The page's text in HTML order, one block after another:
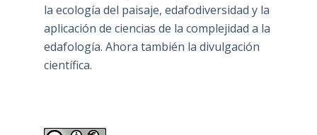
la ecología del paisaje, edafodiversidad y la
aplicación de ciencias de la complejidad a la
edafología. Ahora también la divulgación
científica.